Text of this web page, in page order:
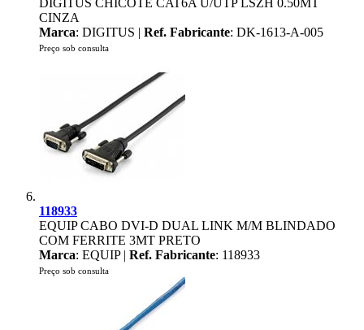
DIGITUS CHICOTE CAT6A U/UTP LSZH 0.50MT
CINZA
Marca: DIGITUS | Ref. Fabricante: DK-1613-A-005
Preço sob consulta
118933
EQUIP CABO DVI-D DUAL LINK M/M BLINDADO
COM FERRITE 3MT PRETO
Marca: EQUIP | Ref. Fabricante: 118933
Preço sob consulta